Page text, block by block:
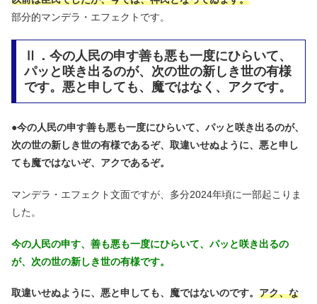
部分的マンデラ・エフェクトです。
Ⅱ．今の人民の申す善も悪も一度にひらいて、
パッと咲き出るのが、次の世の新しき世の有様
です。悪と申しても、魔ではなく、アクです。
●今の人民の申す善も悪も一度にひらいて、パッと咲き出るのが、
次の世の新しき世の有様であるぞ、取違いせぬように、悪と申し
ても魔ではないぞ、アクであるぞ。
マンデラ・エフェクト文面ですが、多分2024年頃に一部起こりま
した。
今の人民の申す、善も悪も一度にひらいて、パッと咲き出るの
が、次の世の新しき世の有様です。
取違いせぬように、悪と申しても、魔ではないのです。 アク、な